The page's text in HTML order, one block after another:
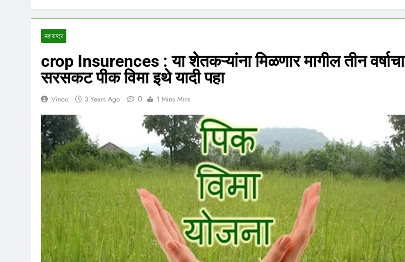
महाराष्ट्र
crop Insurences : या शेतकऱ्यांना मिळणार मागील तीन वर्षाचा
सरसकट पीक विमा इथे यादी पहा
Vinod 3 Years Ago 0 1 Mins Mins